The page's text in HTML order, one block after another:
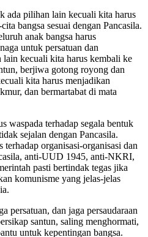
ada pilihan lain kecuali kita harus
bangsa sesuai dengan Pancasila.
anak bangsa harus
untuk persatuan dan
lain kecuali kita harus kembali ke
berjiwa gotong royong dan
kita harus menjadikan
dan bermartabat di mata
waspada terhadap segala bentuk
sejalan dengan Pancasila.
terhadap organisasi-organisasi dan
anti-UUD 1945, anti-NKRI,
pasti bertindak tegas jika
komunisme yang jelas-jelas
persatuan, dan jaga persaudaraan
santun, saling menghormati,
untuk kepentingan bangsa.